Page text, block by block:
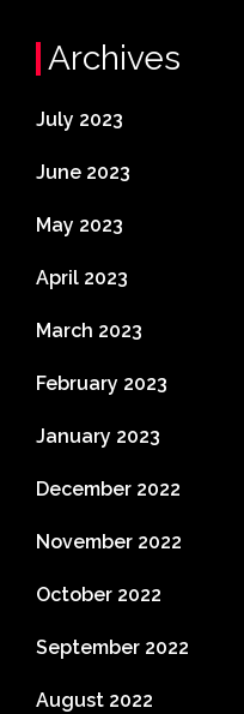
Archives
July 2023
June 2023
May 2023
April 2023
March 2023
February 2023
January 2023
December 2022
November 2022
October 2022
September 2022
August 2022